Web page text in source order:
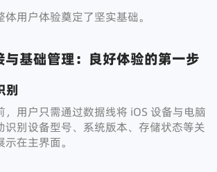
用户体验奠定了坚实基础。
与基础管理：良好体验的第一步
别
，用户只需通过数据线将 iOS 设备与电脑
识别设备型号、系统版本、存储状态等关
在主界面。